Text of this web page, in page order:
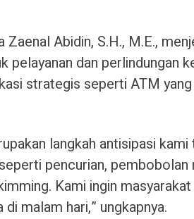
Abidin, S.H., M.E.,
pelayanan dan perlindungan
strategis seperti ATM
langkah antisipasi kami
pencurian, pembobolan
Kami ingin
malam hari,” ungkapnya.